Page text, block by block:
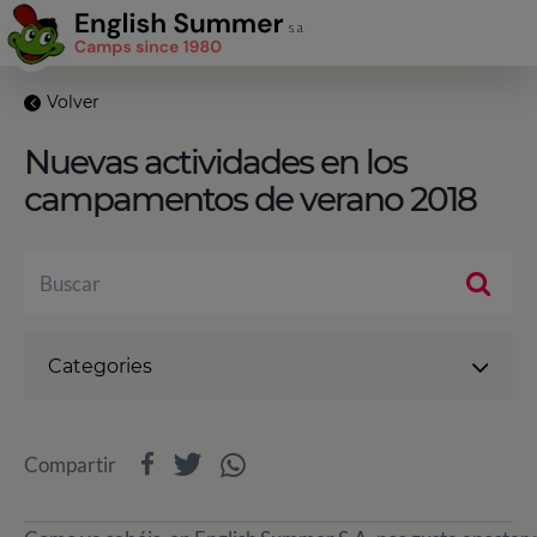
Volver
Nuevas actividades en los
campamentos de verano 2018
Categories
Compartir